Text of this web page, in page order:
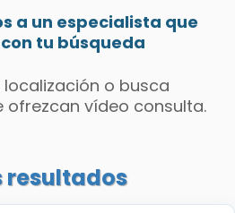
a un especialista que
tu búsqueda
o busca
ofrezcan vídeo consulta.
resultados